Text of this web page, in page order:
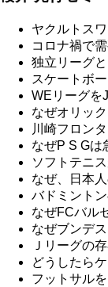
ヤクルトス
コロナ禍で
独立リーグ
スケートボ
WEリーグを
なぜオリッ
川崎フロン
なぜP S G
ソフトテニ
なぜ、日本
バドミント
なぜFCバル
なぜブンデ
Ｊリーグの
どうしたら
フットサル